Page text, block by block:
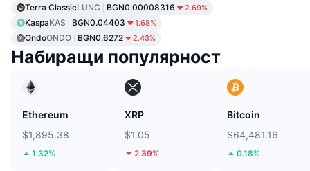
Terra ClassicLUNC BGN0.00008316 2.69%
KaspaKAS BGN0.04403 1.68%
OndoONDO BGN0.6272 2.43%
Набиращи популярност
Ethereum
$1,895.38
1.32%
XRP
$1.05
2.39%
Bitcoin
$64,481.16
0.18%